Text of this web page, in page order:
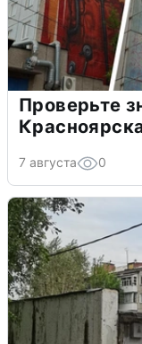
Проверьте
7 августа 0